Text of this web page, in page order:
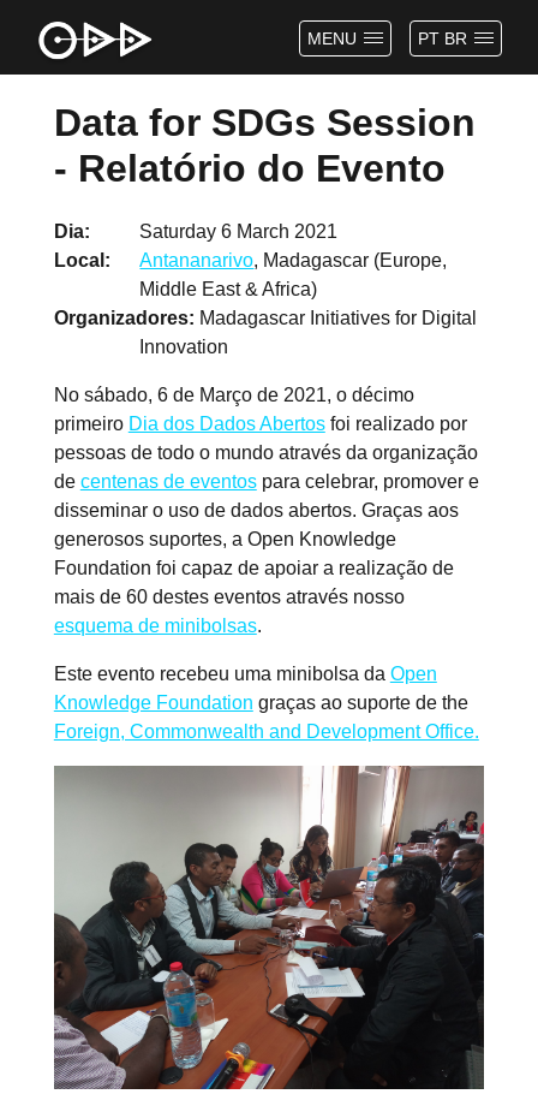
PT BR
MENU
Data for SDGs Session
- Relatório do Evento
Dia
Saturday 6 March 2021
Local
Antananarivo, Madagascar (Europe,
Middle East & Africa)
Organizadores
Madagascar Initiatives for Digital
Innovation
No sábado, 6 de Março de 2021, o décimo
primeiro Dia dos Dados Abertosfoi realizado por
pessoas de todo o mundo através da organização
de centenas de eventospara celebrar, promover e
disseminar o uso de dados abertos. Graças aos
generosos suportes, a Open Knowledge
Foundation foi capaz de apoiar a realização de
mais de 60 destes eventos através nosso
esquema de minibolsas.
Este evento recebeu uma minibolsa da Open
Knowledge Foundation graças ao suporte de the
Foreign, Commonwealth and Development Office.